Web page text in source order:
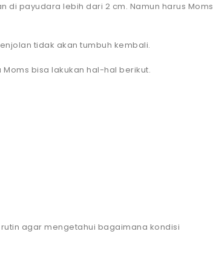
payudara lebih dari 2 cm. Namun harus Moms
tidak akan tumbuh kembali.
bisa lakukan hal-hal berikut.
agar mengetahui bagaimana kondisi